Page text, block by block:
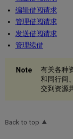
编辑借阅请求
管理借阅请求
发送借阅请求
管理续借
有关各种
和同行间
交到资源
Back to top